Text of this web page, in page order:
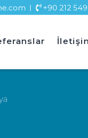
+90 212 549